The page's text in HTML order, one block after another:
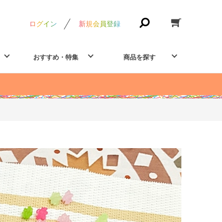
ログイン 新規会員登録
おすすめ・特集 商品を探す